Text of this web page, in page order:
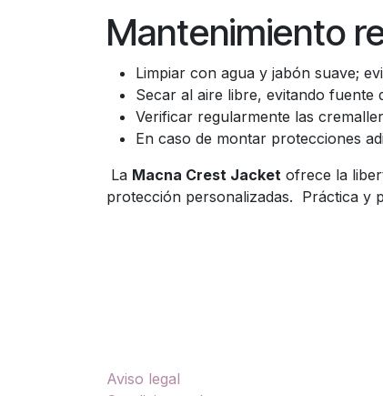
Mantenimiento
Limpiar con agua y jabón suave;
Secar al aire libre, evitando fuente
Verificar regularmente las
En caso de montar protecciones
La Macna Crest Jacket ofrece la
protección personalizadas. Práctica y
Aviso legal